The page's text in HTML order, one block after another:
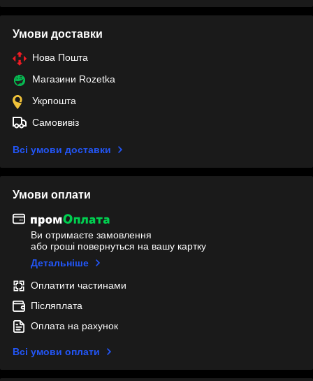
Умови доставки
Нова Пошта
Магазини Rozetka
Укрпошта
Самовивіз
Всі умови доставки
Умови оплати
Ви отримаєте замовлення
або гроші повернуться на вашу картку
Детальніше
Оплатити частинами
Післяплата
Оплата на рахунок
Всі умови оплати